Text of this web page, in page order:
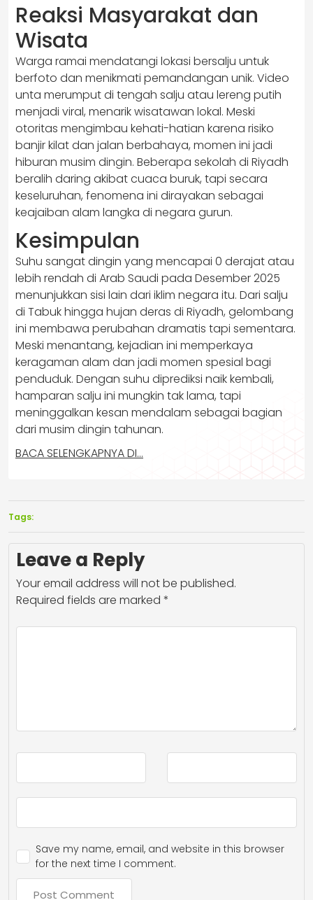
Reaksi Masyarakat dan
Wisata
Warga ramai mendatangi lokasi bersalju untuk
berfoto dan menikmati pemandangan unik. Video
unta merumput di tengah salju atau lereng putih
menjadi viral, menarik wisatawan lokal. Meski
otoritas mengimbau kehati-hatian karena risiko
banjir kilat dan jalan berbahaya, momen ini jadi
hiburan musim dingin. Beberapa sekolah di Riyadh
beralih daring akibat cuaca buruk, tapi secara
keseluruhan, fenomena ini dirayakan sebagai
keajaiban alam langka di negara gurun.
Kesimpulan
Suhu sangat dingin yang mencapai 0 derajat atau
lebih rendah di Arab Saudi pada Desember 2025
menunjukkan sisi lain dari iklim negara itu. Dari salju
di Tabuk hingga hujan deras di Riyadh, gelombang
ini membawa perubahan dramatis tapi sementara.
Meski menantang, kejadian ini memperkaya
keragaman alam dan jadi momen spesial bagi
penduduk. Dengan suhu diprediksi naik kembali,
hamparan salju ini mungkin tak lama, tapi
meninggalkan kesan mendalam sebagai bagian
dari musim dingin tahunan.
BACA SELENGKAPNYA DI…
Tags:
Leave a Reply
Your email address will not be published.
Required fields are marked *
Save my name, email, and website in this browser
for the next time I comment.